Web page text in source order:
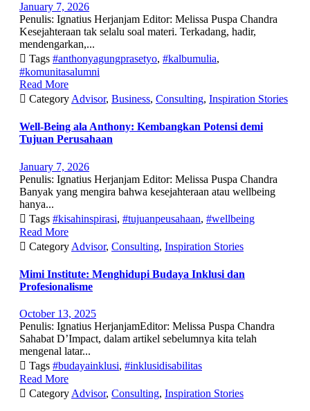
January 7, 2026
Penulis: Ignatius Herjanjam Editor: Melissa Puspa Chandra
Kesejahteraan tak selalu soal materi. Terkadang, hadir,
mendengarkan,...
 Tags #anthonyagungprasetyo, #kalbumulia,
#komunitasalumni
Read More
 Category Advisor, Business, Consulting, Inspiration Stories
Well-Being ala Anthony: Kembangkan Potensi demi
Tujuan Perusahaan
January 7, 2026
Penulis: Ignatius Herjanjam Editor: Melissa Puspa Chandra
Banyak yang mengira bahwa kesejahteraan atau wellbeing
hanya...
 Tags #kisahinspirasi, #tujuanpeusahaan, #wellbeing
Read More
 Category Advisor, Consulting, Inspiration Stories
Mimi Institute: Menghidupi Budaya Inklusi dan
Profesionalisme
October 13, 2025
Penulis: Ignatius HerjanjamEditor: Melissa Puspa Chandra
Sahabat D’Impact, dalam artikel sebelumnya kita telah
mengenal latar...
 Tags #budayainklusi, #inklusidisabilitas
Read More
 Category Advisor, Consulting, Inspiration Stories